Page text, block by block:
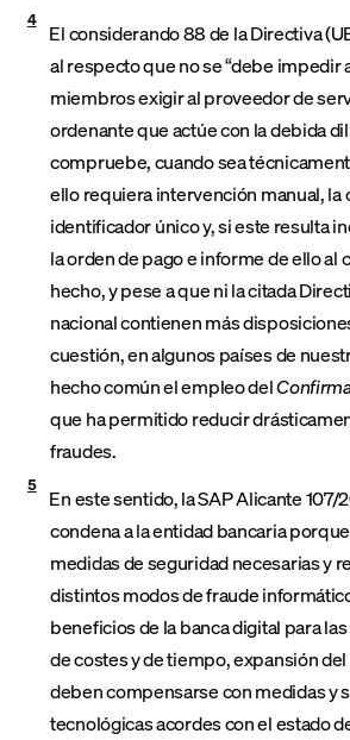
4
El considerando 88 de la Directiva
al respecto que no se “debe impedir
miembros exigir al proveedor de
ordenante que actúe con la debida
compruebe, cuando sea
ello requiera intervención manual, la
identificador único y, si este resulta
la orden de pago e informe de ello al
hecho, y pese a que ni la citada
nacional contienen más
cuestión, en algunos países de
hecho común el empleo del
que ha permitido reducir
fraudes.
5
En este sentido, la SAP Alicante 107/
condena a la entidad bancaria
medidas de seguridad necesarias y
distintos modos de fraude
beneficios de la banca digital para
de costes y de tiempo, expansión
deben compensarse con medidas y
tecnológicas acordes con el estado